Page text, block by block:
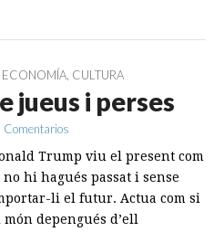
ECONOMÍA, CULTURA
jueus i perses
Comentarios
Trump viu el present com
no hi hagués passat i sense
li el futur. Actua com si
món depengués d’ell